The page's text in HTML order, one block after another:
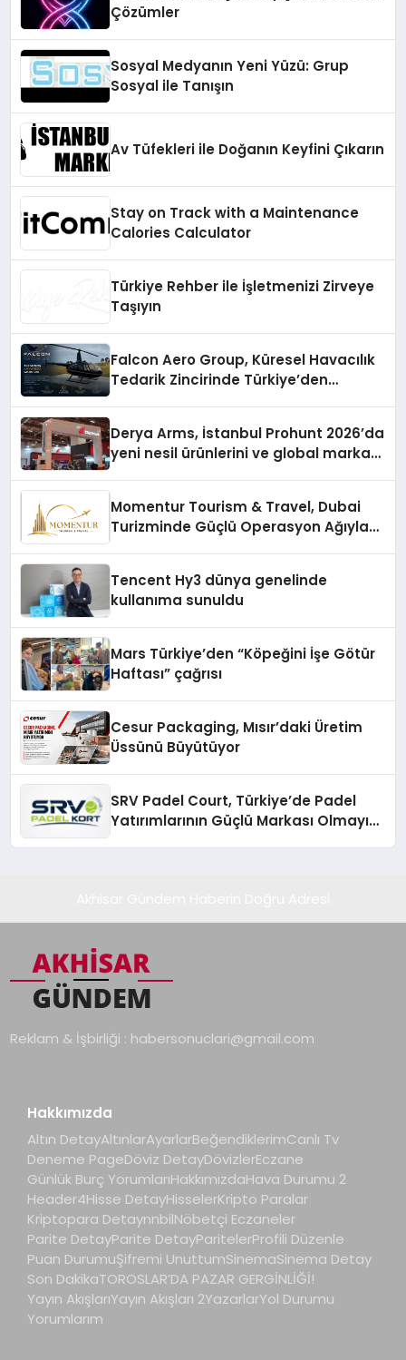
Çözümler
Sosyal Medyanın Yeni Yüzü: Grup
Sosyal ile Tanışın
Av Tüfekleri ile Doğanın Keyfini Çıkarın
Stay on Track with a Maintenance
Calories Calculator
Türkiye Rehber ile İşletmenizi Zirveye
Taşıyın
Falcon Aero Group, Küresel Havacılık
Tedarik Zincirinde Türkiye’den
Derya Arms, İstanbul Prohunt 2026’da
yeni nesil ürünlerini ve global marka
Momentur Tourism & Travel, Dubai
Turizminde Güçlü Operasyon Ağıyla
Tencent Hy3 dünya genelinde
kullanıma sunuldu
Mars Türkiye’den “Köpeğini İşe Götür
Haftası” çağrısı
Cesur Packaging, Mısır’daki Üretim
Üssünü Büyütüyor
SRV Padel Court, Türkiye’de Padel
Yatırımlarının Güçlü Markası Olmayı
Reklam & İşbirliği : habersonuclari@gmail.com
Hakkımızda
Altın DetayAltınlarAyarlarBeğendiklerimCanlı Tv
Deneme PageDöviz DetayDövizlerEczane
Günlük Burç YorumlarıHakkımızdaHava Durumu 2
Header4Hisse DetayHisselerKripto Paralar
Kriptopara DetaynnbilNöbetçi Eczaneler
Parite DetayParite DetayParitelerProfili Düzenle
Puan DurumuŞifremi UnuttumSinemaSinema Detay
Son DakikaTOROSLAR’DA PAZAR GERGİNLİĞİ!
Yayın AkışlarıYayın Akışları 2YazarlarYol Durumu
Yorumlarım